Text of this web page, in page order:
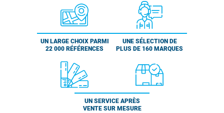
UN LARGE CHOIX PARMI
22 000 RÉFÉRENCES
UNE SÉLECTION DE
PLUS DE 160 MARQUES
UN SERVICE APRÈS
VENTE SUR MESURE